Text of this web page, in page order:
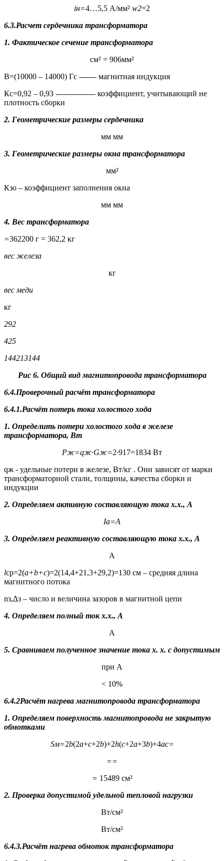
iн=4…5,5 А/мм² w2=2
6.3.Расчет сердечника трансформатора
1. Фактическое сечение трансформатора
см² = 906мм²
В=(10000 – 14000) Гс ------- магнитная индукция
Кс=0,92 – 0,93 ---------------- коэффициент, учитывающий не
плотность сборки
2. Геометрические размеры сердечника
мм мм
3. Геометрические размеры окна трансформатора
мм²
Кзо – коэффициент заполнения окна
мм мм
4. Вес трансформатора
=362200 г = 362,2 кг
вес железа
кг
вес меди
кг
292
425
144213144
Рис 6. Общий вид магнитопровода трансформатора
6.4.Проверочный расчёт трансформатора
6.4.1.Расчёт потерь тока холостого хода
1. Определить потери холостого хода в железе
трансформатора, Вт
Рж=qж∙Gж=2∙917=1834 Вт
qж - удельные потери в железе, Вт/кг . Они зависят от марки
трансформаторной стали, толщины, качества сборки и
индукции
2. Определяем активную составляющую тока х.х., А
Ia=А
3. Определяем реактивную составляющую тока х.х., А
А
lср=2(a+b+c)=2(14,4+21,3+29,2)=130 cм – средняя длина
магнитного потока
nз,∆з – число и величина зазоров в магнитной цепи
4. Определяем полный ток х.х., А
А
5. Сравниваем полученное значение тока х. х. с допустимым
при А
< 10%
6.4.2Расчёт нагрева магнитопровода трансформатора
1. Определяем поверхность магнитопровода не закрытую
обмотками
Sм=2b(2a+c+2b)+2h(c+2a+3b)+4ac=
==
= 15489 см²
2. Проверка допустимой удельной тепловой нагрузки
Вт/см²
Вт/см²
6.4.3.Расчёт нагрева обмоток трансформатора